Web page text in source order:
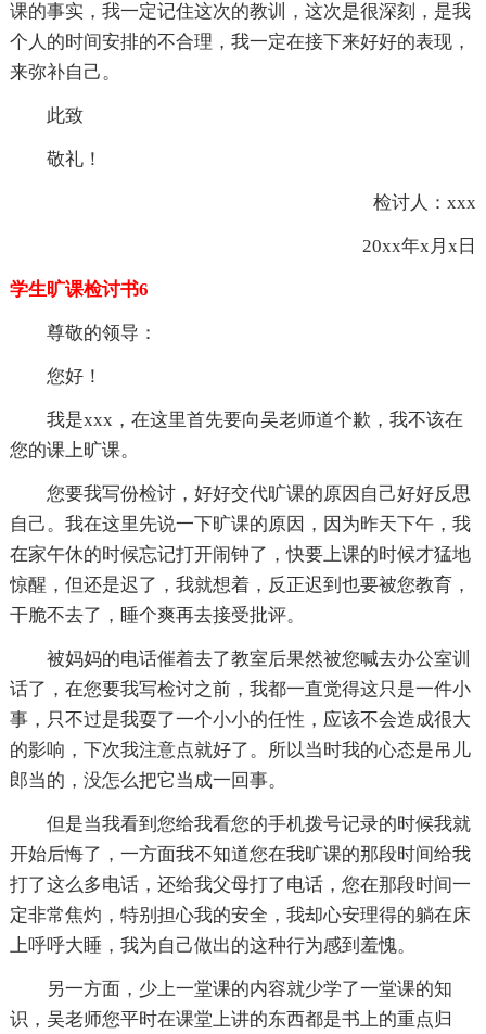
课的事实，我一定记住这次的教训，这次是很深刻，是我
个人的时间安排的不合理，我一定在接下来好好的表现，
来弥补自己。
此致
敬礼！
检讨人：xxx
20xx年x月x日
学生旷课检讨书6
尊敬的领导：
您好！
我是xxx，在这里首先要向吴老师道个歉，我不该在
您的课上旷课。
您要我写份检讨，好好交代旷课的原因自己好好反思
自己。我在这里先说一下旷课的原因，因为昨天下午，我
在家午休的时候忘记打开闹钟了，快要上课的时候才猛地
惊醒，但还是迟了，我就想着，反正迟到也要被您教育，
干脆不去了，睡个爽再去接受批评。
被妈妈的电话催着去了教室后果然被您喊去办公室训
话了，在您要我写检讨之前，我都一直觉得这只是一件小
事，只不过是我耍了一个小小的任性，应该不会造成很大
的影响，下次我注意点就好了。所以当时我的心态是吊儿
郎当的，没怎么把它当成一回事。
但是当我看到您给我看您的手机拨号记录的时候我就
开始后悔了，一方面我不知道您在我旷课的那段时间给我
打了这么多电话，还给我父母打了电话，您在那段时间一
定非常焦灼，特别担心我的安全，我却心安理得的躺在床
上呼呼大睡，我为自己做出的这种行为感到羞愧。
另一方面，少上一堂课的内容就少学了一堂课的知
识，吴老师您平时在课堂上讲的东西都是书上的重点归